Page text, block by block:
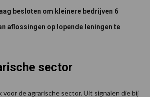
besloten om kleinere bedrijven 6
aflossingen op lopende leningen te
sector
de agrarische sector. Uit signalen die bij